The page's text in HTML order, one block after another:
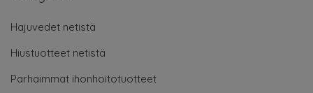
Hajuvedet netistä
Hiustuotteet netistä
Parhaimmat ihonhoitotuotteet